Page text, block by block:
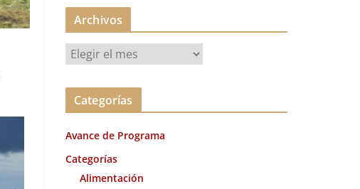
Archivos
r
c
v
o
Categorías
Avance de Programa
Categorías
Alimentación